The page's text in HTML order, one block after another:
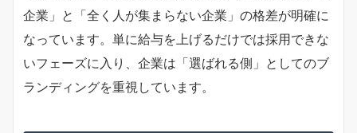
企業」と「全く人が集まらない企業」の格差が明確に
なっています。単に給与を上げるだけでは採用できな
いフェーズに入り、企業は「選ばれる側」としてのブ
ランディングを重視しています。